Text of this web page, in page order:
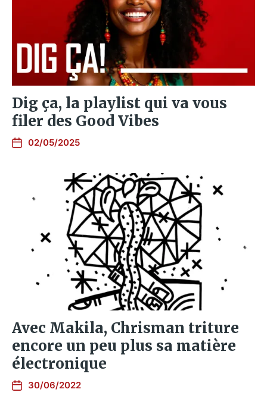
Dig ça, la playlist qui va vous
filer des Good Vibes
02/05/2025
Avec Makila, Chrisman triture
encore un peu plus sa matière
électronique
30/06/2022